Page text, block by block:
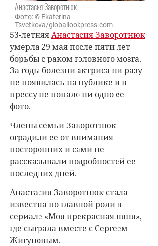
Анастасия Заворотнюк
Фото: © Ekaterina
Tsvetkova/globallookpress.com
53-летняяАнастасия Заворотнюк
умерла 29 мая после пяти лет
борьбы с раком головного мозга.
За годы болезни актриса ни разу
не появилась на публике и в
прессу не попало ни одно ее
фото.
Члены семьи Заворотнюк
оградили ее от внимания
посторонних и сами не
рассказывали подробностей ее
последних дней.
Анастасия Заворотнюк стала
известна по главной роли в
сериале «Моя прекрасная няня»,
где сыграла вместе с Сергеем
Жигуновым.